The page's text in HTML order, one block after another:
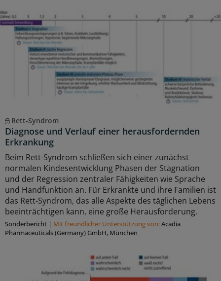
Rett-Syndrom
Diagnose und Verlauf einer herausfordernden
Erkrankung
Beim Rett-Syndrom schließen sich einer zunächst
normalen Kindesentwicklung Phasen der Stagnation
und der Regression zentraler Fähigkeiten wie Sprache
und Handfunktion an. Für Erkrankte und ihre Familien ist
das Rett-Syndrom, das alle Aspekte des täglichen Lebens
beeinträchtigen kann, eine große Herausforderung.
Sonderbericht | Mit freundlicher Unterstützung von:Acadia
Pharmaceuticals (Germany) GmbH, München